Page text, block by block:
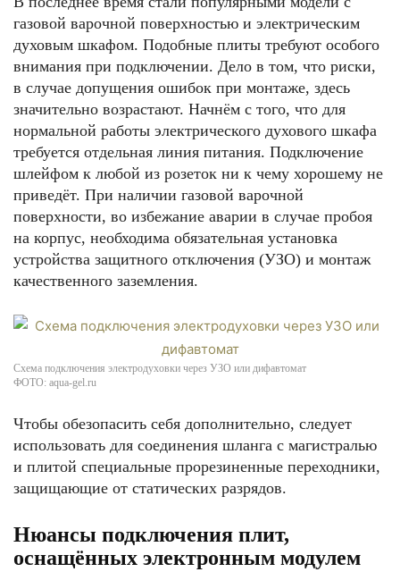
газовой варочной поверхностью и электрическим
духовым шкафом. Подобные плиты требуют особого
внимания при подключении. Дело в том, что риски,
в случае допущения ошибок при монтаже, здесь
значительно возрастают. Начнём с того, что для
нормальной работы электрического духового шкафа
требуется отдельная линия питания. Подключение
шлейфом к любой из розеток ни к чему хорошему не
приведёт. При наличии газовой варочной
поверхности, во избежание аварии в случае пробоя
на корпус, необходима обязательная установка
устройства защитного отключения (УЗО) и монтаж
качественного заземления.
Схема подключения электродуховки через УЗО или дифавтомат
ФОТО: aqua-gel.ru
Чтобы обезопасить себя дополнительно, следует
использовать для соединения шланга с магистралью
и плитой специальные прорезиненные переходники,
защищающие от статических разрядов.
Нюансы подключения плит,
оснащённых электронным модулем